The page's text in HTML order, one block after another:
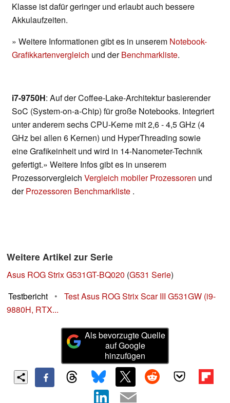
Klasse ist dafür geringer und erlaubt auch bessere
Akkulaufzeiten.
» Weitere Informationen gibt es in unserem Notebook-
Grafikkartenvergleich und derBenchmarkliste.
i7-9750H: Auf der Coffee-Lake-Architektur basierender
SoC (System-on-a-Chip) für große Notebooks. Integriert
unter anderem sechs CPU-Kerne mit 2,6 - 4,5 GHz (4
GHz bei allen 6 Kernen) und HyperThreading sowie
eine Grafikeinheit und wird in 14-Nanometer-Technik
gefertigt.» Weitere Infos gibt es in unserem
Prozessorvergleich Vergleich mobiler Prozessoren und
derProzessoren Benchmarkliste .
Weitere Artikel zur Serie
Asus ROG Strix G531GT-BQ020 (G531 Serie)
Testbericht
•
Test Asus ROG Strix Scar III G531GW (i9-
9880H, RTX...
Als bevorzugte Quelle
auf Google
hinzufügen